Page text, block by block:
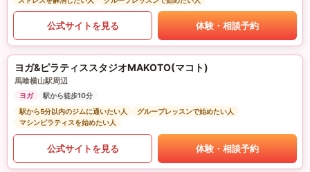
公式サイトを見る 体験・相談予約
ヨガ&ピラティススタジオMAKOTO(マコト)
馬喰横山駅周辺
ヨガ
駅から徒歩10分
駅から5分以内のジムに通いたい人
グループレッスンで始めたい人
マシンピラティスを始めたい人
公式サイトを見る 体験・相談予約